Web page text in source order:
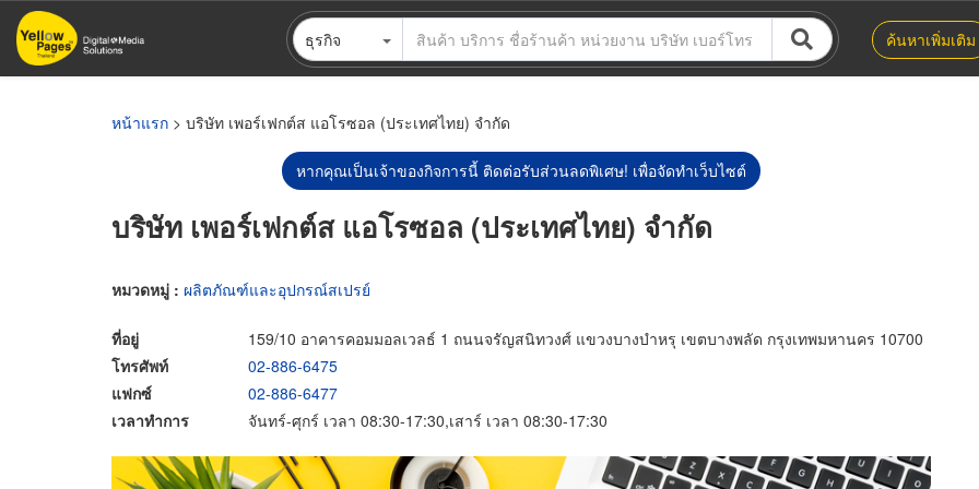
ข้าม
ไป
ธุรกิจ ค้นหาเพิ่มเติม
หน้าแรก > บริษัท เพอร์เฟกต์ส แอโรซอล (ประเทศไทย) จำกัด
หากคุณเป็นเจ้าของกิจการนี้ ติดต่อรับส่วนลดพิเศษ! เพื่อจัดทำเว็บไซต์
บริษัท เพอร์เฟกต์ส แอโรซอล (ประเทศไทย) จำกัด
หมวดหมู่ : ผลิตภัณฑ์และอุปกรณ์สเปรย์
ที่อยู่
159/10 อาคารคอมมอลเวลธ์ 1 ถนนจรัญสนิทวงศ์ แขวงบางบำหรุ เขตบางพลัด กรุงเทพมหานคร 10700
โทรศัพท์
02-886-6475
แฟกซ์
02-886-6477
เวลาทำการ
จันทร์-ศุกร์ เวลา 08:30-17:30,เสาร์ เวลา 08:30-17:30